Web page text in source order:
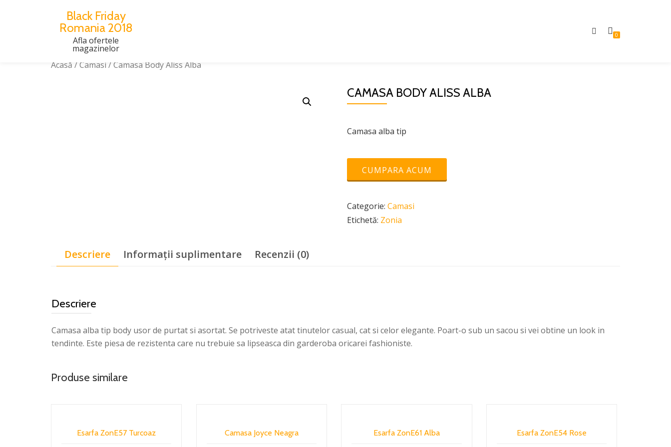
Black Friday
Romania 2018
Afla ofertele
magazinelor
0
Acasă /Camasi / Camasa Body Aliss Alba
CAMASA BODY ALISS ALBA
Camasa alba tip
CUMPARA ACUM
Categorie: Camasi
Etichetă: Zonia
Descriere Informații suplimentare Recenzii (0)
Descriere
Camasa alba tip body usor de purtat si asortat. Se potriveste atat tinutelor casual, cat si celor elegante. Poart-o sub un sacou si vei obtine un look in
tendinte. Este piesa de rezistenta care nu trebuie sa lipseasca din garderoba oricarei fashioniste.
Produse similare
Esarfa ZonE57 Turcoaz Camasa Joyce Neagra Esarfa ZonE61 Alba Esarfa ZonE54 Rose